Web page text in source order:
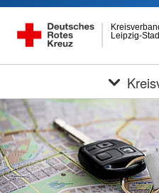
Leipzig-